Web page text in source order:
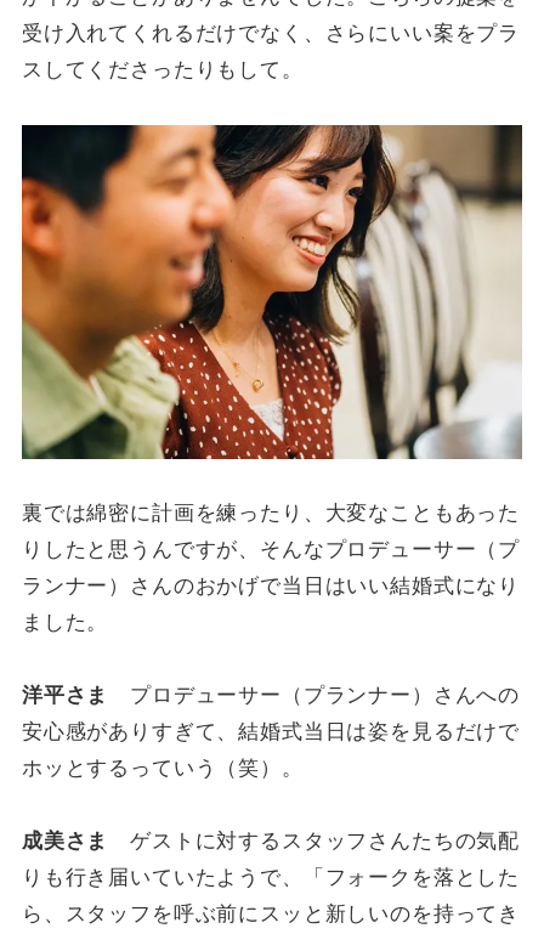
受け入れてくれるだけでなく、さらにいい案をプラ
スしてくださったりもして。
裏では綿密に計画を練ったり、大変なこともあった
りしたと思うんですが、そんなプロデューサー（プ
ランナー）さんのおかげで当日はいい結婚式になり
ました。
洋平さま
プロデューサー（プランナー）さんへの
安心感がありすぎて、結婚式当日は姿を見るだけで
ホッとするっていう（笑）。
成美さま
ゲストに対するスタッフさんたちの気配
りも行き届いていたようで、「フォークを落とした
ら、スタッフを呼ぶ前にスッと新しいのを持ってき